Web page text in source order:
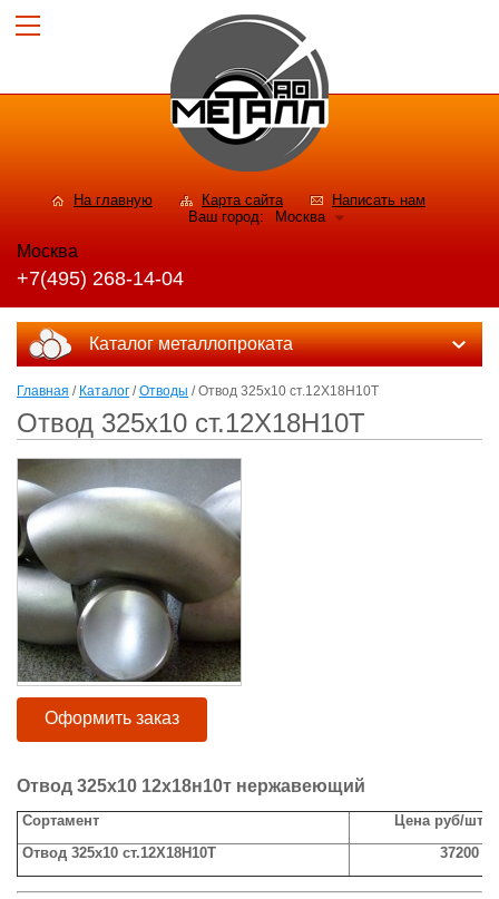
На главную Карта сайта
Написать нам
Ваш город:
Москва
Москва
+7(495) 268-14-04
Каталог металлопроката
Главная / Каталог /Отводы / Отвод 325х10 ст.12Х18Н10Т
Отвод 325х10 ст.12Х18Н10Т
Оформить заказ
Отвод 325х10 12х18н10т нержавеющий
Сортамент
Цена руб/шт с
Отвод 325х10 ст.12Х18Н10Т
37200